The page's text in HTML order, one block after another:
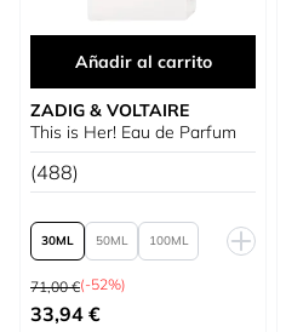
Añadir al carrito
ZADIG & VOLTAIRE
This is Her! Eau de Parfum
(488)
30 50 100
150
Precio habitual
71,00 €(-52%)
Tan bajo como
33,94 €